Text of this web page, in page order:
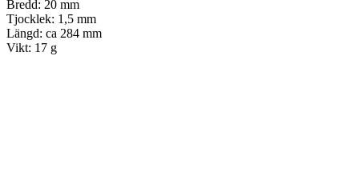
Bredd: 20 mm
Tjocklek: 1,5 mm
Längd: ca 284 mm
Vikt: 17 g